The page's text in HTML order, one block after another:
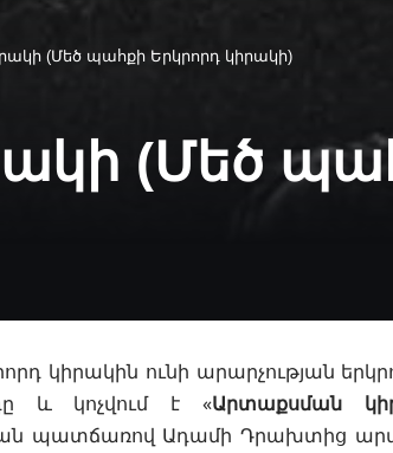
(Մեծ պահքի Երկրորդ կիրակի)
(Մեծ
կիրակին ունի արարչության
և կոչվում է «Արտաքսման
պատճառով Ադամի Դրախտից